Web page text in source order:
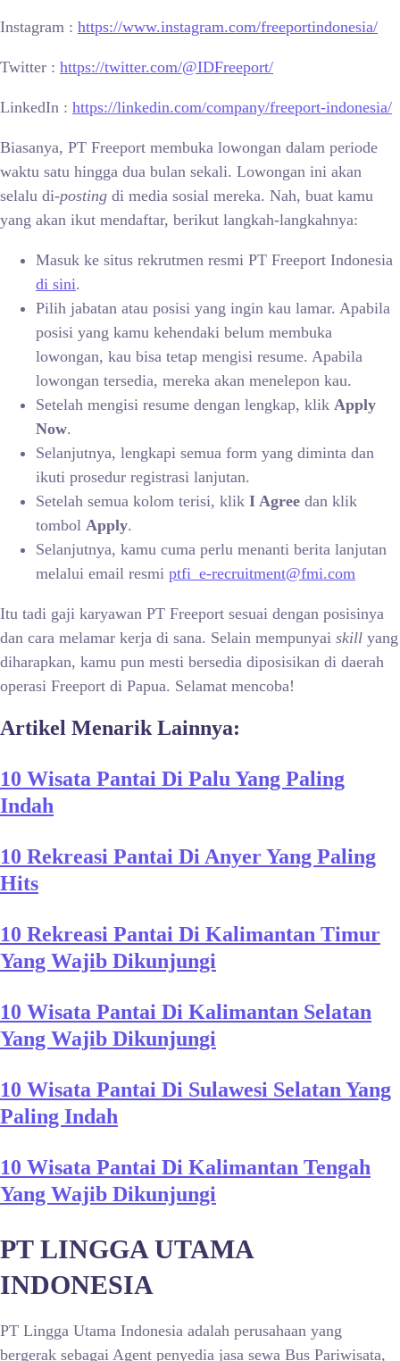
Instagram : https://www.instagram.com/freeportindonesia/
Twitter : https://twitter.com/@IDFreeport/
LinkedIn : https://linkedin.com/company/freeport-indonesia/
Biasanya, PT Freeport membuka lowongan dalam periode
waktu satu hingga dua bulan sekali. Lowongan ini akan
selalu di-posting di media sosial mereka. Nah, buat kamu
yang akan ikut mendaftar, berikut langkah-langkahnya:
Masuk ke situs rekrutmen resmi PT Freeport Indonesia
di sini.
Pilih jabatan atau posisi yang ingin kau lamar. Apabila
posisi yang kamu kehendaki belum membuka
lowongan, kau bisa tetap mengisi resume. Apabila
lowongan tersedia, mereka akan menelepon kau.
Setelah mengisi resume dengan lengkap, klik Apply
Now.
Selanjutnya, lengkapi semua form yang diminta dan
ikuti prosedur registrasi lanjutan.
Setelah semua kolom terisi, klik I Agree dan klik
tombol Apply.
Selanjutnya, kamu cuma perlu menanti berita lanjutan
melalui email resmi ptfi_e-recruitment@fmi.com
Itu tadi gaji karyawan PT Freeport sesuai dengan posisinya
dan cara melamar kerja di sana. Selain mempunyai skill yang
diharapkan, kamu pun mesti bersedia diposisikan di daerah
operasi Freeport di Papua. Selamat mencoba!
Artikel Menarik Lainnya:
10 Wisata Pantai Di Palu Yang Paling
Indah
10 Rekreasi Pantai Di Anyer Yang Paling
Hits
10 Rekreasi Pantai Di Kalimantan Timur
Yang Wajib Dikunjungi
10 Wisata Pantai Di Kalimantan Selatan
Yang Wajib Dikunjungi
10 Wisata Pantai Di Sulawesi Selatan Yang
Paling Indah
10 Wisata Pantai Di Kalimantan Tengah
Yang Wajib Dikunjungi
PT LINGGA UTAMA
INDONESIA
PT Lingga Utama Indonesia adalah perusahaan yang
bergerak sebagai Agent penyedia jasa sewa Bus Pariwisata,